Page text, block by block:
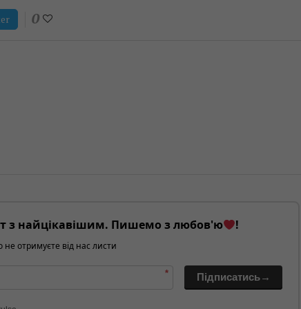
0
з найцікавішим. Пишемо з любов'ю !
отримуєте від нас листи
* Підписатись→